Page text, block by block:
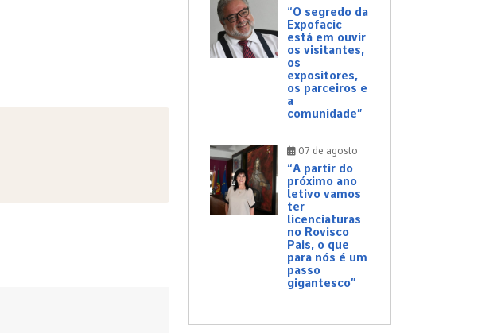
“O segredo da
Expofacic
está em ouvir
os visitantes,
os
expositores,
os parceiros e
a
comunidade”
07 de agosto
“A partir do
próximo ano
letivo vamos
ter
licenciaturas
no Rovisco
Pais, o que
para nós é um
passo
gigantesco”